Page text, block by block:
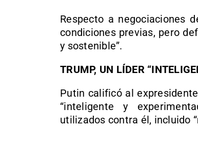
Respecto a negociaciones
condiciones previas, pero
y sostenible”.
TRUMP, UN LÍDER
Putin calificó al
“inteligente y
utilizados contra él, incluido